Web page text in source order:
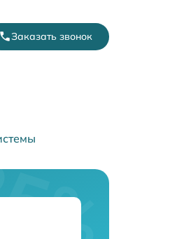
Заказать звонок